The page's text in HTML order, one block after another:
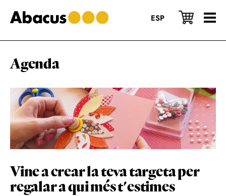
to
main
to
primary
to
footer
ESP
Agenda
Vine a crear la teva targeta per
regalar a qui més t'estimes